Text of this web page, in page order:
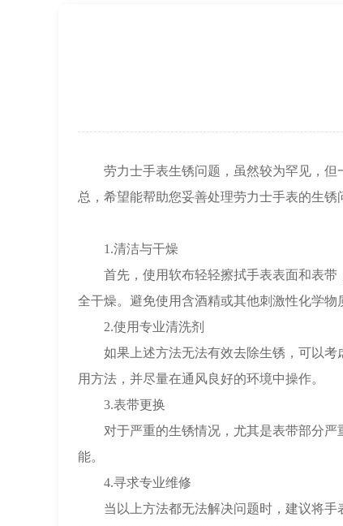
劳力士手表生锈问题，虽然较为罕见，但
总，希望能帮助您妥善处理劳力士手表的生锈
1.清洁与干燥
首先，使用软布轻轻擦拭手表表面和表带
全干燥。避免使用含酒精或其他刺激性化学物
2.使用专业清洗剂
如果上述方法无法有效去除生锈，可以考
用方法，并尽量在通风良好的环境中操作。
3.表带更换
对于严重的生锈情况，尤其是表带部分严
能。
4.寻求专业维修
当以上方法都无法解决问题时，建议将手